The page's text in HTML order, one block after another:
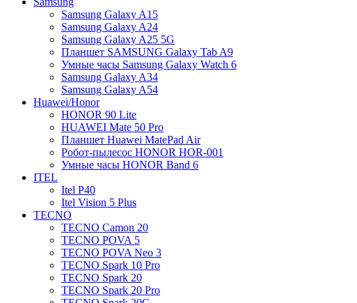
Samsung Galaxy A15
Samsung Galaxy A24
Samsung Galaxy A25 5G
Планшет SAMSUNG Galaxy Tab A9
Умные часы Samsung Galaxy Watch 6
Samsung Galaxy A34
Samsung Galaxy A54
Huawei/Honor
HONOR 90 Lite
HUAWEI Mate 50 Pro
Планшет Huawei MatePad Air
Робот-пылесос HONOR HOR-001
Умные часы HONOR Band 6
ITEL
Itel P40
Itel Vision 5 Plus
TECNO
TECNO Camon 20
TECNO POVA 5
TECNO POVA Neo 3
TECNO Spark 10 Pro
TECNO Spark 20
TECNO Spark 20 Pro